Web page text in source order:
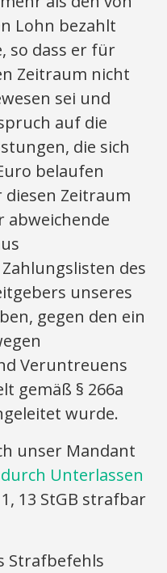
Lohn bezahlt
so dass er für
Zeitraum nicht
sei und
auf die
die sich
belaufen
Zeitraum
abweichende
des
unseres
gegen den ein
Veruntreuens
gemäß § 266a
wurde.
unser Mandant
Unterlassen
13 StGB strafbar
Strafbefehls